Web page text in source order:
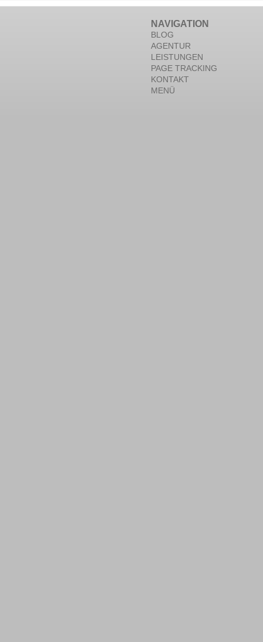
NAVIGATION
BLOG
AGENTUR
LEISTUNGEN
PAGE TRACKING
KONTAKT
MENÜ